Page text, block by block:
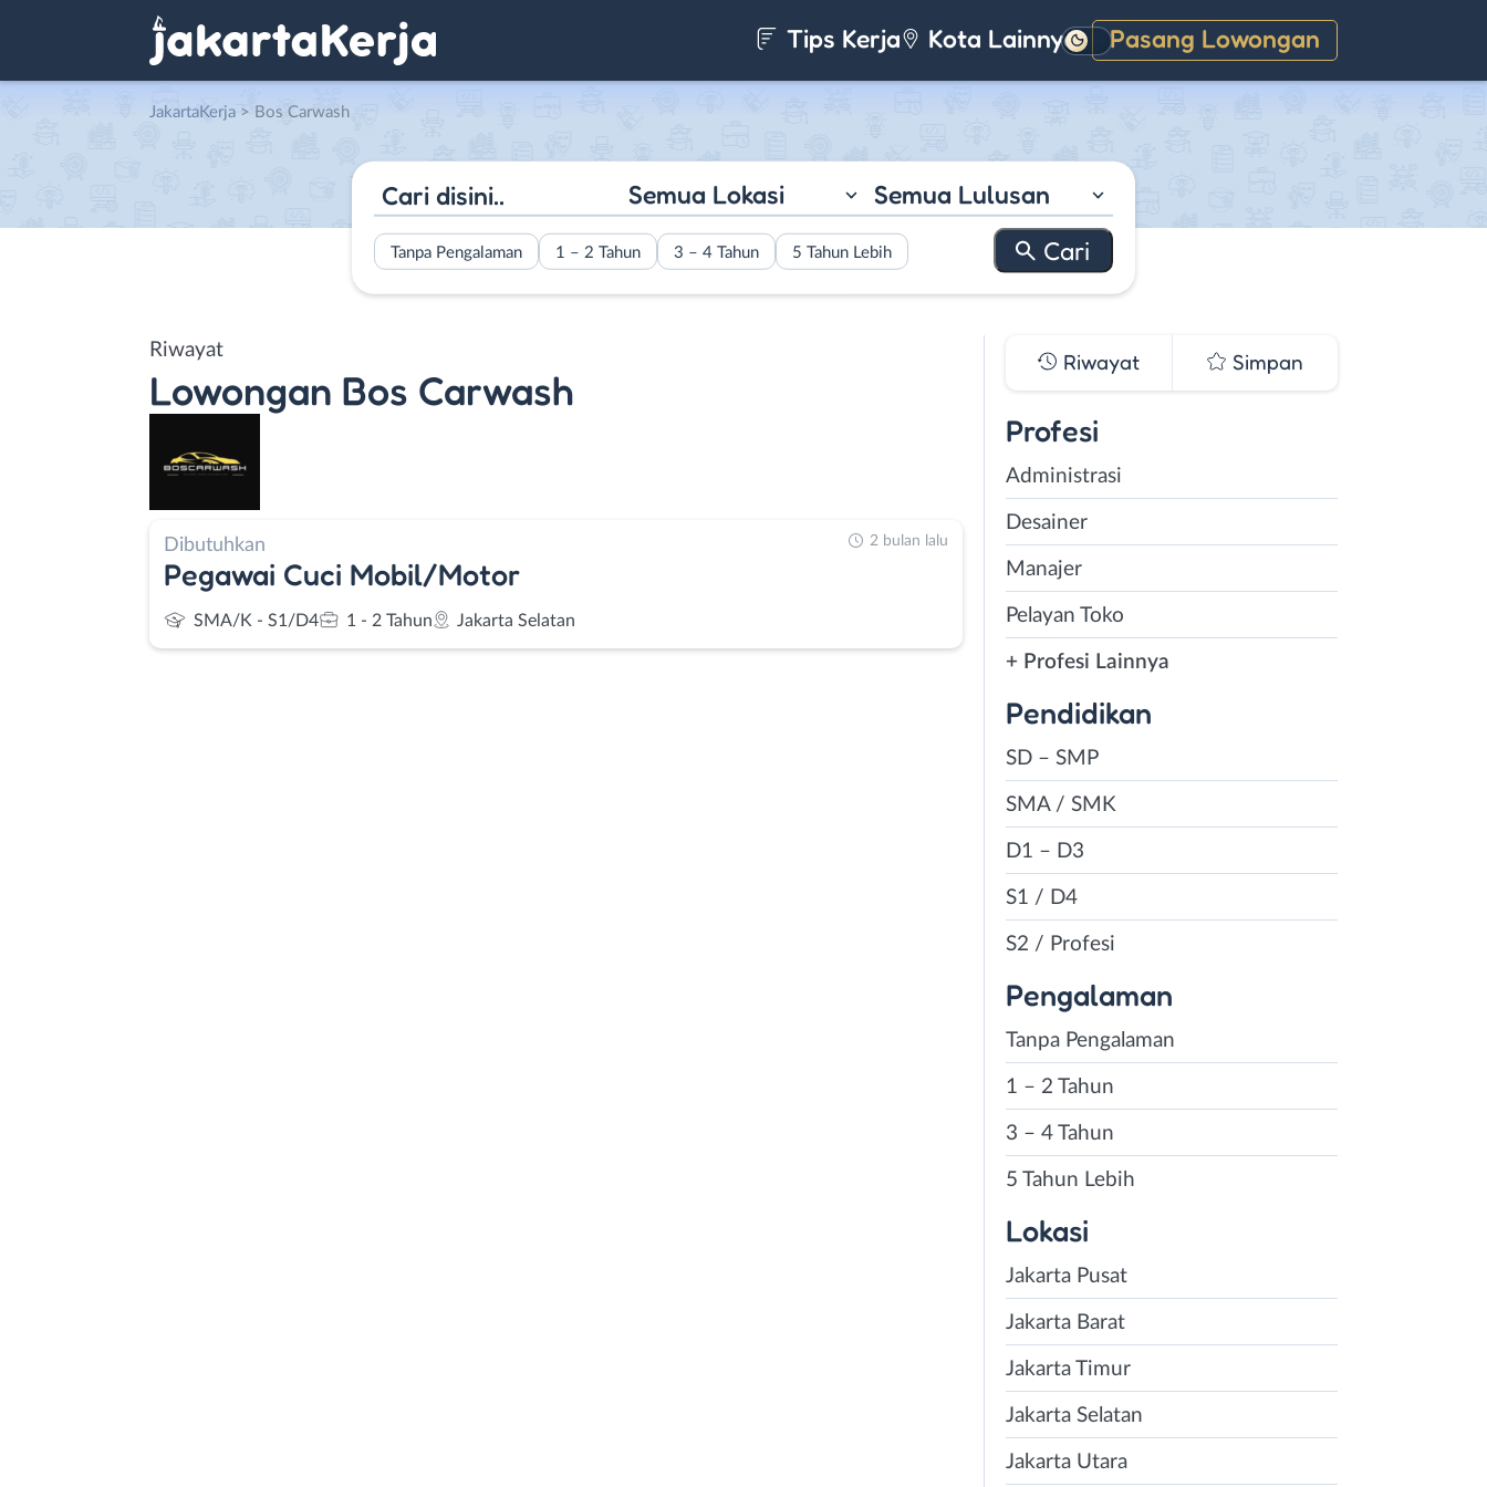
Tips Kerja Kota Lainnya Pasang Lowongan
Gelap
JakartaKerja > Bos Carwash
Semua Lokasi Semua Lulusan
Tanpa Pengalaman 1 – 2 Tahun 3 – 4 Tahun 5 Tahun Lebih
Riwayat
Lowongan Bos Carwash
Dibutuhkan
Pegawai Cuci Mobil/Motor
SMA/K - S1/D4 1 - 2 Tahun Jakarta Selatan
2 bulan lalu
Riwayat Simpan
Profesi
Administrasi
Desainer
Manajer
Pelayan Toko
+ Profesi Lainnya
Pendidikan
SD – SMP
SMA / SMK
D1 – D3
S1 / D4
S2 / Profesi
Pengalaman
Tanpa Pengalaman
1 – 2 Tahun
3 – 4 Tahun
5 Tahun Lebih
Lokasi
Jakarta Pusat
Jakarta Barat
Jakarta Timur
Jakarta Selatan
Jakarta Utara